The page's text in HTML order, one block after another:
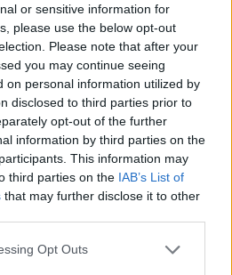
or sensitive information for
please use the below opt-out
Please note that after your
you may continue seeing
on personal information utilized by
disclosed to third parties prior to
opt-out of the further
information by third parties on the
This information may
third parties on the IAB’s List of
that may further disclose it to other
Opt Outs
 Commenti: 40